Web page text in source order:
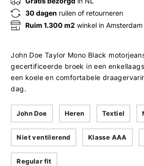
30 dagen ruilen of retourneren
Ruim 1.300 m2 winkel in Amsterdam
John Doe Taylor Mono Black
gecertificeerde broek in een
een koele en comfortabele
dag.
John Doe Heren Textiel
Niet ventilerend Klasse AAA
Regular fit